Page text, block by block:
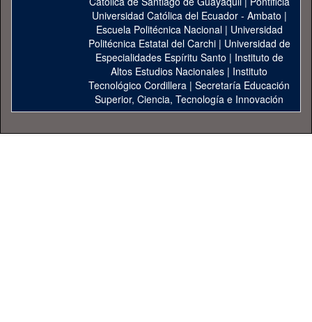
Universidad Católica del Ecuador - Ambato |
Escuela Politécnica Nacional| Universidad
Politécnica Estatal del Carchi| Universidad de
Especialidades Espíritu Santo | Instituto de
Altos Estudios Nacionales | Instituto
Tecnológico Cordillera | Secretaría Educación
Superior, Ciencia, Tecnología e Innovación